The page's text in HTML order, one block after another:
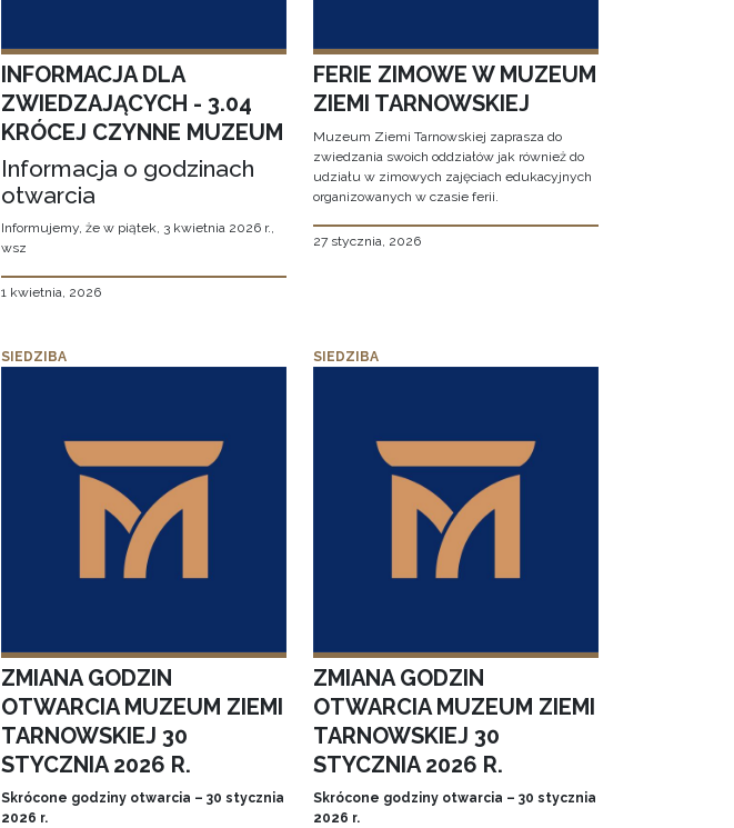
INFORMACJA DLA
ZWIEDZAJĄCYCH - 3.04
KRÓCEJ CZYNNE MUZEUM
Informacja o godzinach
otwarcia
Informujemy, że w piątek, 3 kwietnia 2026 r.,
wsz
1 kwietnia, 2026
FERIE ZIMOWE W MUZEUM
ZIEMI TARNOWSKIEJ
Muzeum Ziemi Tarnowskiej zaprasza do
zwiedzania swoich oddziałów jak również do
udziału w zimowych zajęciach edukacyjnych
organizowanych w czasie ferii.
27 stycznia, 2026
SIEDZIBA
ZMIANA GODZIN
OTWARCIA MUZEUM ZIEMI
TARNOWSKIEJ 30
STYCZNIA 2026 R.
Skrócone godziny otwarcia – 30 stycznia
2026 r.
SIEDZIBA
ZMIANA GODZIN
OTWARCIA MUZEUM ZIEMI
TARNOWSKIEJ 30
STYCZNIA 2026 R.
Skrócone godziny otwarcia – 30 stycznia
2026 r.